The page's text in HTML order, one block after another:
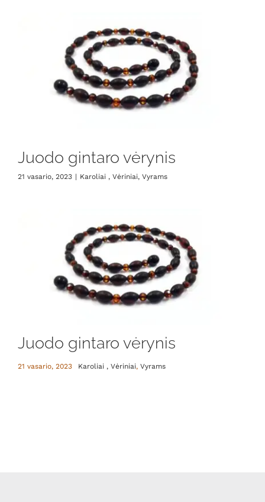
Juodo gintaro vėrynis
21 vasario, 2023 | Karoliai , Vėriniai, Vyrams
Juodo gintaro vėrynis
21 vasario, 2023 Karoliai , Vėriniai, Vyrams